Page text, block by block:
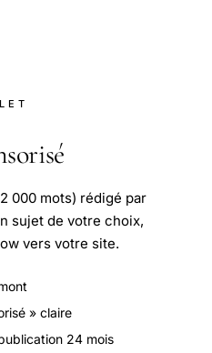
000 mots) rédigé par
sujet de votre choix,
vers votre site.
» claire
24 mois